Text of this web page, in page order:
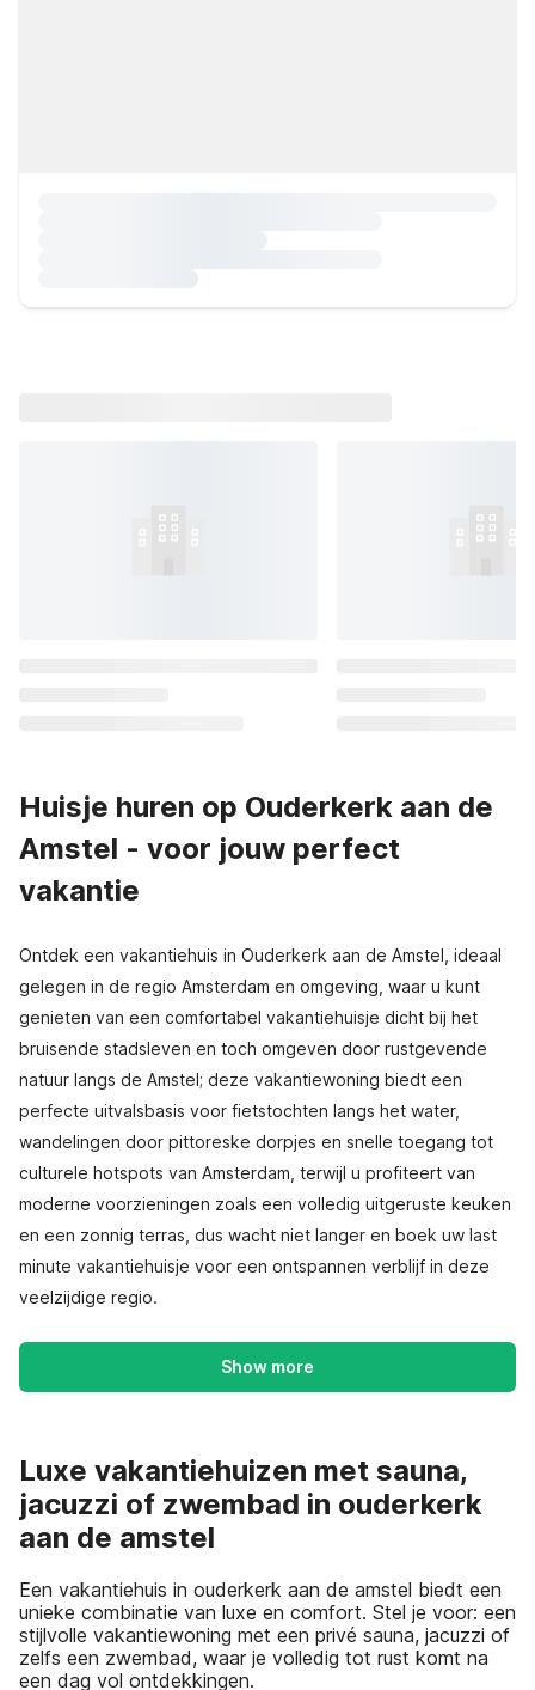
Huisje huren op Ouderkerk aan de
Amstel - voor jouw perfect
vakantie
Ontdek een vakantiehuis in Ouderkerk aan de Amstel, ideaal
gelegen in de regio Amsterdam en omgeving, waar u kunt
genieten van een comfortabel vakantiehuisje dicht bij het
bruisende stadsleven en toch omgeven door rustgevende
natuur langs de Amstel; deze vakantiewoning biedt een
perfecte uitvalsbasis voor fietstochten langs het water,
wandelingen door pittoreske dorpjes en snelle toegang tot
culturele hotspots van Amsterdam, terwijl u profiteert van
moderne voorzieningen zoals een volledig uitgeruste keuken
en een zonnig terras, dus wacht niet langer en boek uw last
minute vakantiehuisje voor een ontspannen verblijf in deze
veelzijdige regio.
Show more
Luxe vakantiehuizen met sauna,
jacuzzi of zwembad in ouderkerk
aan de amstel
Een vakantiehuis in ouderkerk aan de amstel biedt een
unieke combinatie van luxe en comfort. Stel je voor: een
stijlvolle vakantiewoning met een privé sauna, jacuzzi of
zelfs een zwembad, waar je volledig tot rust komt na
een dag vol ontdekkingen.